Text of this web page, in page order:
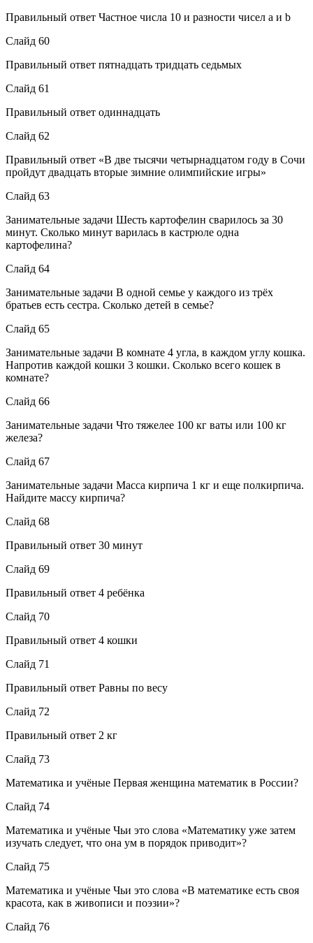
Правильный ответ Частное числа 10 и разности чисел a и b
Слайд 60
Правильный ответ пятнадцать тридцать седьмых
Слайд 61
Правильный ответ одиннадцать
Слайд 62
Правильный ответ «В две тысячи четырнадцатом году в Сочи
пройдут двадцать вторые зимние олимпийские игры»
Слайд 63
Занимательные задачи Шесть картофелин сварилось за 30
минут. Сколько минут варилась в кастрюле одна
картофелина?
Слайд 64
Занимательные задачи В одной семье у каждого из трёх
братьев есть сестра. Сколько детей в семье?
Слайд 65
Занимательные задачи В комнате 4 угла, в каждом углу кошка.
Напротив каждой кошки 3 кошки. Сколько всего кошек в
комнате?
Слайд 66
Занимательные задачи Что тяжелее 100 кг ваты или 100 кг
железа?
Слайд 67
Занимательные задачи Масса кирпича 1 кг и еще полкирпича.
Найдите массу кирпича?
Слайд 68
Правильный ответ 30 минут
Слайд 69
Правильный ответ 4 ребёнка
Слайд 70
Правильный ответ 4 кошки
Слайд 71
Правильный ответ Равны по весу
Слайд 72
Правильный ответ 2 кг
Слайд 73
Математика и учёные Первая женщина математик в России?
Слайд 74
Математика и учёные Чьи это слова «Математику уже затем
изучать следует, что она ум в порядок приводит»?
Слайд 75
Математика и учёные Чьи это слова «В математике есть своя
красота, как в живописи и поэзии»?
Слайд 76